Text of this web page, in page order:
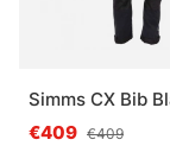
Simms CX Bib
€409 €409